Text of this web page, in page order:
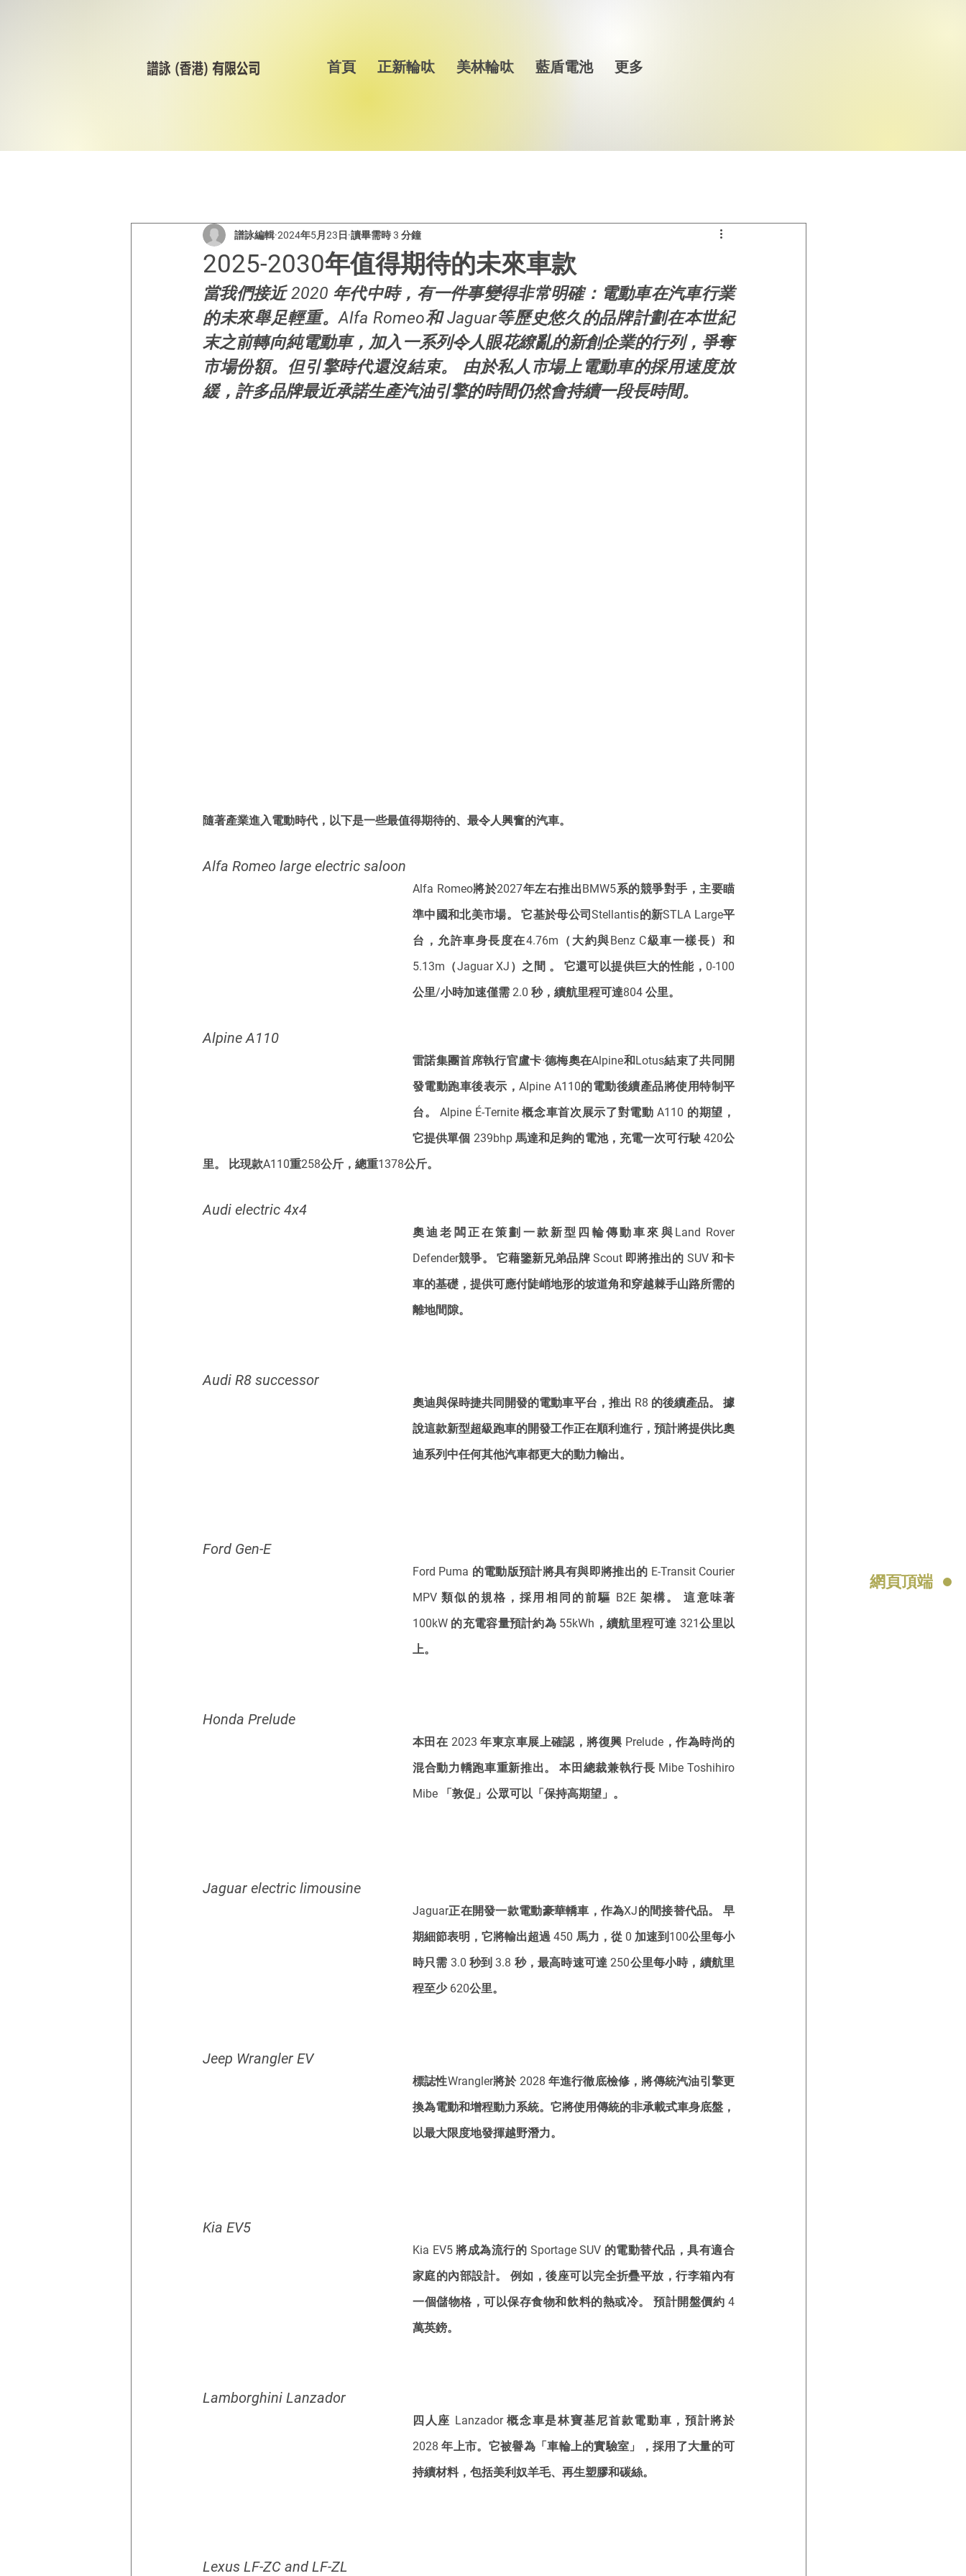
首頁 正新輪呔 美林輪呔 藍盾電池 更多
網頁頂端
2025-2030年值得期待的未來車款
譜詠編輯 2024年5月23日 讀畢需時 3 分鐘
當我們接近 2020 年代中時，有一件事變得非常明確：電動車在汽車行業
的未來舉足輕重。Alfa Romeo和 Jaguar等歷史悠久的品牌計劃在本世紀
末之前轉向純電動車，加入一系列令人眼花繚亂的新創企業的行列，爭奪
市場份額。但引擎時代還沒結束。 由於私人市場上電動車的採用速度放
緩，許多品牌最近承諾生產汽油引擎的時間仍然會持續一段長時間。
隨著產業進入電動時代，以下是一些最值得期待的、最令人興奮的汽車。
Alfa Romeo large electric saloon
Alfa Romeo將於2027年左右推出BMW5系的競爭對手，主要瞄
準中國和北美市場。 它基於母公司Stellantis的新STLA Large平
台，允許車身長度在4.76m（大約與Benz C級車一樣長）和
5.13m（Jaguar XJ）之間 。 它還可以提供巨大的性能，0-100
公里/小時加速僅需 2.0 秒，續航里程可達804 公里。
Alpine A110
雷諾集團首席執行官盧卡·德梅奧在Alpine和Lotus結束了共同開
發電動跑車後表示，Alpine A110的電動後續產品將使用特制平
台。 Alpine É-Ternite 概念車首次展示了對電動 A110 的期望，
它提供單個 239bhp 馬達和足夠的電池，充電一次可行駛 420公
里。 比現款A110重258公斤，總重1378公斤。
Audi electric 4x4
奧迪老闆正在策劃一款新型四輪傳動車來與Land Rover
Defender競爭。 它藉鑒新兄弟品牌 Scout 即將推出的 SUV 和卡
車的基礎，提供可應付陡峭地形的坡道角和穿越棘手山路所需的
離地間隙。
Audi R8 successor
奧迪與保時捷共同開發的電動車平台，推出 R8 的後續產品。 據
說這款新型超級跑車的開發工作正在順利進行，預計將提供比奧
迪系列中任何其他汽車都更大的動力輸出。
Ford Gen-E
Ford Puma 的電動版預計將具有與即將推出的 E-Transit Courier
MPV 類似的規格，採用相同的前驅 B2E 架構。 這意味著
100kW 的充電容量預計約為 55kWh，續航里程可達 321公里以
上。
Honda Prelude
本田在 2023 年東京車展上確認，將復興 Prelude，作為時尚的
混合動力轎跑車重新推出。 本田總裁兼執行長 Mibe Toshihiro
Mibe 「敦促」公眾可以「保持高期望」。
Jaguar electric limousine
Jaguar正在開發一款電動豪華轎車，作為XJ的間接替代品。 早
期細節表明，它將輸出超過 450 馬力，從 0 加速到100公里每小
時只需 3.0 秒到 3.8 秒，最高時速可達 250公里每小時，續航里
程至少 620公里。
Jeep Wrangler EV
標誌性Wrangler將於 2028 年進行徹底檢修，將傳統汽油引擎更
換為電動和增程動力系統。它將使用傳統的非承載式車身底盤，
以最大限度地發揮越野潛力。
Kia EV5
Kia EV5 將成為流行的 Sportage SUV 的電動替代品，具有適合
家庭的內部設計。 例如，後座可以完全折疊平放，行李箱內有
一個儲物格，可以保存食物和飲料的熱或冷。 預計開盤價約 4
萬英鎊。
Lamborghini Lanzador
四人座 Lanzador 概念車是林寶基尼首款電動車，預計將於
2028 年上市。它被譽為「車輪上的實驗室」，採用了大量的可
持續材料，包括美利奴羊毛、再生塑膠和碳絲。
Lexus LF-ZC and LF-ZL